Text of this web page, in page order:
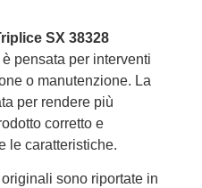
SX 38328
pensata per interventi
o manutenzione. La
per rendere più
corretto e
le caratteristiche.
sono riportate in